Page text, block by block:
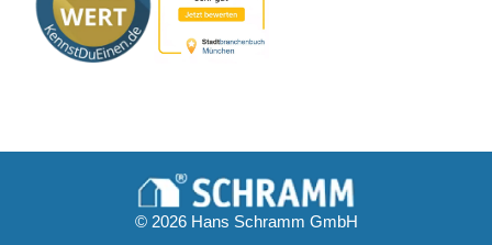
© 2026 Hans Schramm GmbH